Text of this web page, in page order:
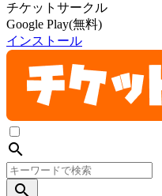
チケットサークル
Google Play(無料)
インストール
search
search